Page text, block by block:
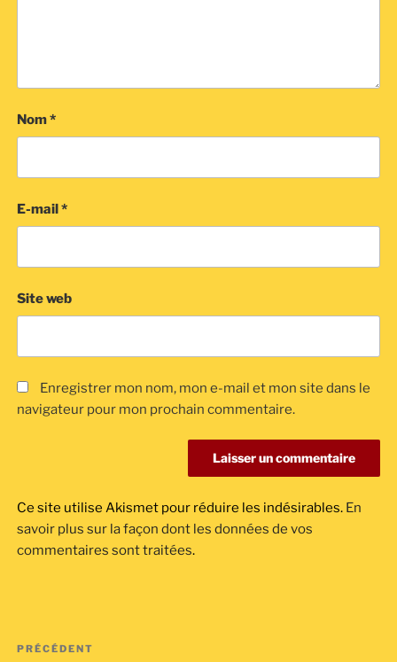
Nom*
E-mail*
Site web
Enregistrer mon nom, mon e-mail et mon site dans le
navigateur pour mon prochain commentaire.
Ce site utilise Akismet pour réduire les indésirables. En
savoir plus sur la façon dont les données de vos
commentaires sont traitées.
Navigation
Article
PRÉCÉDENT